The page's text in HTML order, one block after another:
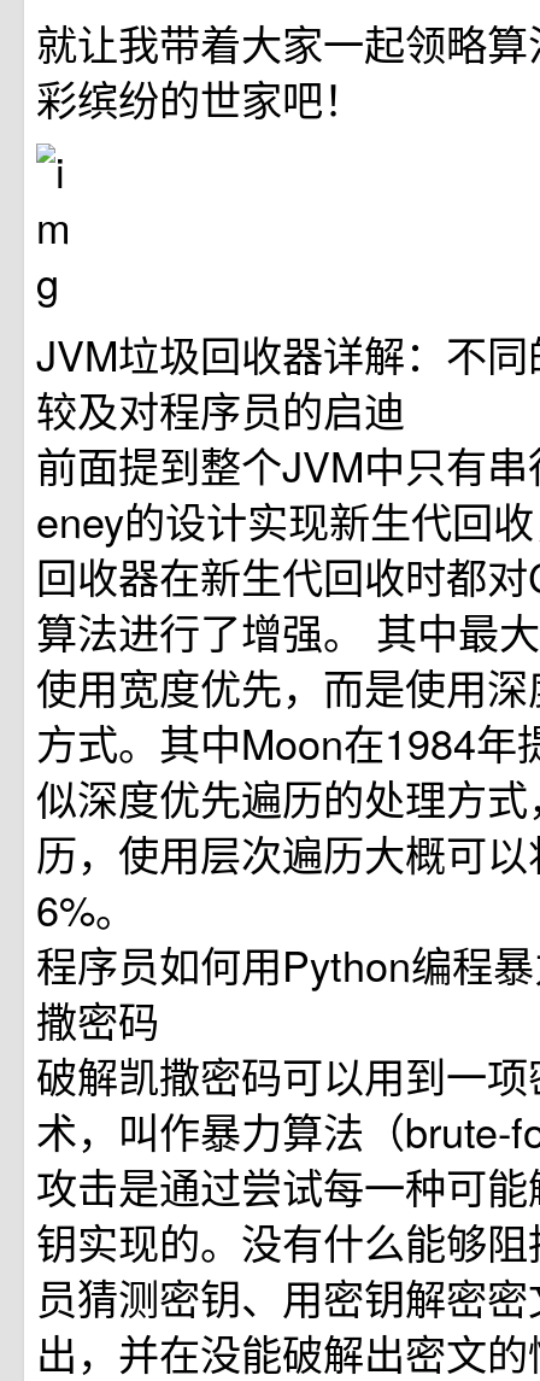
就让我带着大家一起领略
彩缤纷的世家吧！
JVM垃圾回收器详解：不
较及对程序员的启迪
前面提到整个JVM中只有
eney的设计实现新生代回
回收器在新生代回收时都
算法进行了增强。 其中最
使用宽度优先，而是使用
方式。其中Moon在1984年
似深度优先遍历的处理方
历，使用层次遍历大概可
6%。
程序员如何用Python编程
撒密码
破解凯撒密码可以用到一
术，叫作暴力算法（brute-
攻击是通过尝试每一种可
钥实现的。没有什么能够
员猜测密钥、用密钥解密
出，并在没能破解出密文